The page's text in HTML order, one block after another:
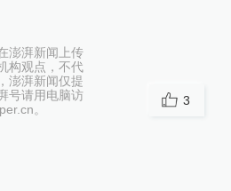
澎湃新闻上传
构观点，不代
澎湃新闻仅提
号请用电脑访
。
3